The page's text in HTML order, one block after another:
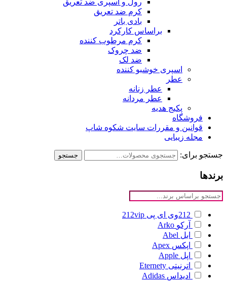
رول و اسپری ضد تعریق
کرم ضد تعریق
بادی باتر
براساس کارکرد
کرم مرطوب کننده
ضد چروک
ضد لک
اسپری خوشبو کننده
عطر
عطر زنانه
عطر مردانه
پکیج هدیه
فروشگاه
قوانین و مقررات سایت شکوه شاپ
مجله زیبایی
جستجو برای: جستجو
برندها
212وی ای پی
212vip
آرکو Arko
ابل Abel
اپکس Apex
اپل Apple
اترنیتی Eternety
ادیداس Adidas